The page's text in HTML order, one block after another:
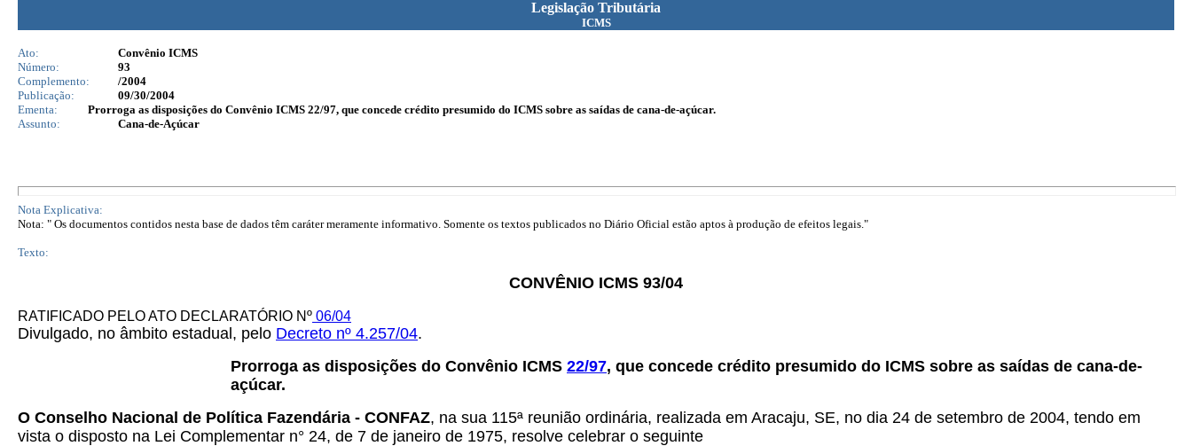
Legislação Tributária
ICMS
Ato:
Convênio ICMS
Número:
93
Complemento:
/2004
Publicação:
09/30/2004
Ementa:
Prorroga as disposições do Convênio ICMS 22/97, que concede crédito presumido do ICMS sobre as saídas de cana-de-açúcar.
Assunto:
Cana-de-Açúcar
Nota Explicativa:
Nota: " Os documentos contidos nesta base de dados têm caráter meramente informativo. Somente os textos publicados no Diário Oficial estão aptos à produção de efeitos legais."
Texto:
CONVÊNIO ICMS 93/04
RATIFICADO PELO ATO DECLARATÓRIO Nº 06/04
Divulgado, no âmbito estadual, pelo Decreto nº 4.257/04.
Prorroga as disposições do Convênio ICMS 22/97, que concede crédito presumido do ICMS sobre as saídas de cana-de-
açúcar.
O Conselho Nacional de Política Fazendária - CONFAZ, na sua 115ª reunião ordinária, realizada em Aracaju, SE, no dia 24 de setembro de 2004, tendo em
vista o disposto na Lei Complementar n° 24, de 7 de janeiro de 1975, resolve celebrar o seguinte